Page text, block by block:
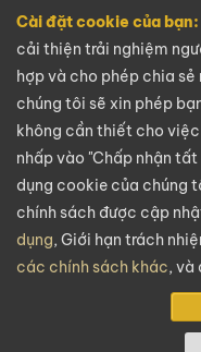
VỀ CHÚNG TÔI
Câu hỏi thường gặp
Tuyển dụng
Liên hệ
Email
The
Cài đặt cookie của bạn:
cải thiện trải nghiệm
hợp và cho phép chia
chúng tôi sẽ xin phép
không cần thiết cho
nhấp vào "Chấp nhận
dụng cookie của chúng
chính sách được cập
dụng, Giới hạn trách
các chính sách khác, và